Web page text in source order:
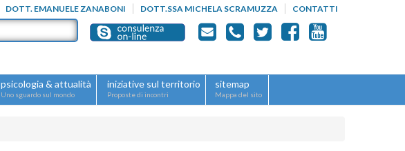
DOTT. EMANUELE ZANABONI DOTT.SSA MICHELA SCRAMUZZA CONTATTI
psicologia & attualità
Uno sguardo sul mondo
iniziative sul territorio
Proposte di incontri
sitemap
Mappa del sito